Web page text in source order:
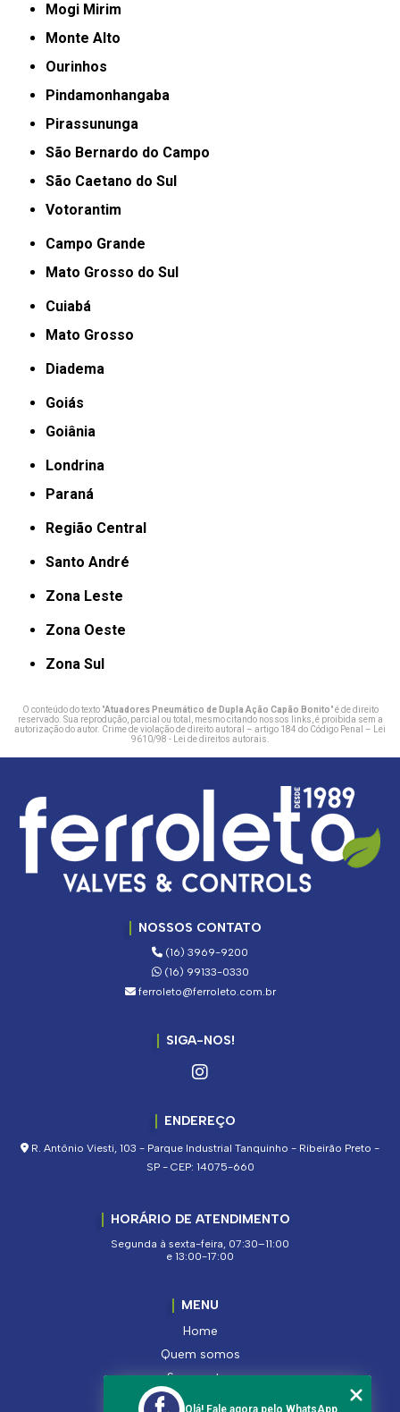
Mogi Mirim
Monte Alto
Ourinhos
Pindamonhangaba
Pirassununga
São Bernardo do Campo
São Caetano do Sul
Votorantim
Campo Grande
Mato Grosso do Sul
Cuiabá
Mato Grosso
Diadema
Goiás
Goiânia
Londrina
Paraná
Região Central
Santo André
Zona Leste
Zona Oeste
Zona Sul
O conteúdo do texto "Atuadores Pneumático de Dupla Ação Capão Bonito" é de direito
reservado. Sua reprodução, parcial ou total, mesmo citando nossos links, é proibida sem a
autorização do autor. Crime de violação de direito autoral – artigo 184 do Código Penal –
Lei
9610/98 - Lei de direitos autorais
NOSSOS CONTATO
(16) 3969-9200
(16) 99133-0330
ferroleto@ferroleto.com.br
SIGA-NOS!
ENDEREÇO
R. Antônio Viesti, 103 - Parque Industrial Tanquinho - Ribeirão Preto -
SP - CEP: 14075-660
HORÁRIO DE ATENDIMENTO
Segunda à sexta-feira, 07:30–11:00
e 13:00-17:00
MENU
Home
Quem somos
Segmentos
Serviços
Olá! Fale agora pelo WhatsApp